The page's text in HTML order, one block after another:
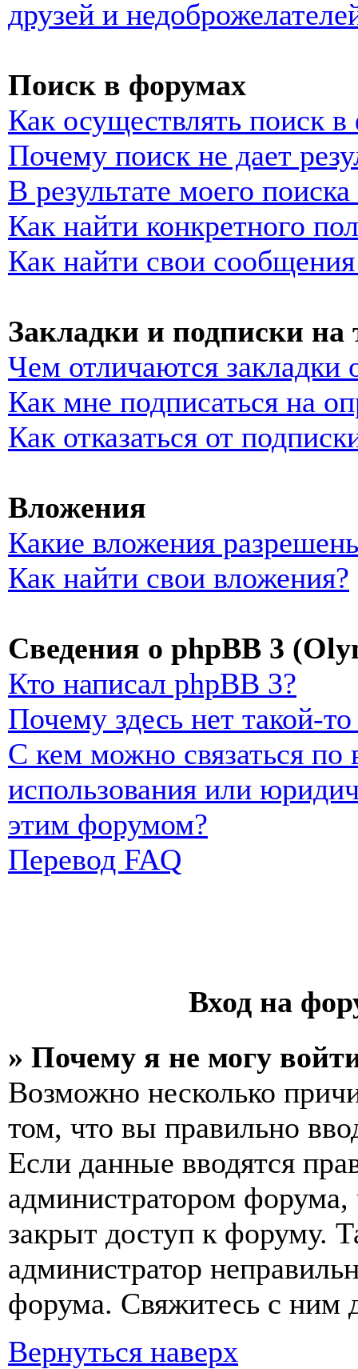
друзей и
Поиск в форумах
Как осуществлять поиск
Почему поиск не дает
В результате моего
Как найти конкретного
Как найти свои
Закладки и подписки
Чем отличаются закладки
Как мне подписаться на
Как отказаться от
Вложения
Какие вложения
Как найти свои вложения?
Сведения о phpBB 3
Кто написал phpBB 3?
Почему здесь нет такой-
С кем можно связаться по
использования или
этим форумом?
Перевод FAQ
Вход на
» Почему я не могу
Возможно несколько
том, что вы правильно
Если данные вводятся
администратором
закрыт доступ к форуму.
администратор
форума. Свяжитесь с ним
Вернуться наверх